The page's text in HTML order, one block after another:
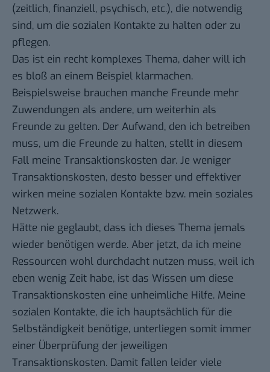
(zeitlich, finanziell, psychisch, etc.), die notwendig
sind, um die sozialen Kontakte zu halten oder zu
pflegen.
Das ist ein recht komplexes Thema, daher will ich
es bloß an einem Beispiel klarmachen.
Beispielsweise brauchen manche Freunde mehr
Zuwendungen als andere, um weiterhin als
Freunde zu gelten. Der Aufwand, den ich betreiben
muss, um die Freunde zu halten, stellt in diesem
Fall meine Transaktionskosten dar. Je weniger
Transaktionskosten, desto besser und effektiver
wirken meine sozialen Kontakte bzw. mein soziales
Netzwerk.
Hätte nie geglaubt, dass ich dieses Thema jemals
wieder benötigen werde. Aber jetzt, da ich meine
Ressourcen wohl durchdacht nutzen muss, weil ich
eben wenig Zeit habe, ist das Wissen um diese
Transaktionskosten eine unheimliche Hilfe. Meine
sozialen Kontakte, die ich hauptsächlich für die
Selbständigkeit benötige, unterliegen somit immer
einer Überprüfung der jeweiligen
Transaktionskosten. Damit fallen leider viele